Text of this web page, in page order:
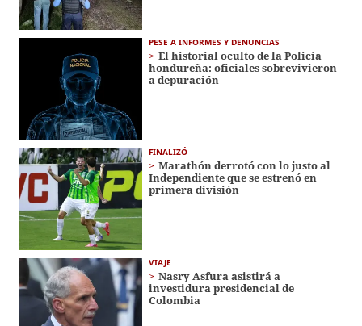
PESE A INFORMES Y DENUNCIAS
El historial oculto de la Policía
hondureña: oficiales sobrevivieron
a depuración
FINALIZÓ
Marathón derrotó con lo justo al
Independiente que se estrenó en
primera división
VIAJE
Nasry Asfura asistirá a
investidura presidencial de
Colombia